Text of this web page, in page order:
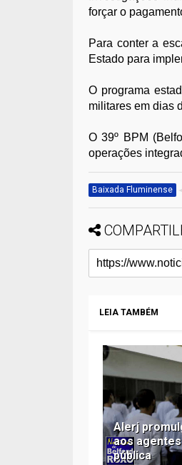
forçar o
Para conter a
Estado para
O programa
militares em dias
O 39º BPM
operações
Baixada Fluminense
LEIA TAMBÉM
Alerj
aos
pública